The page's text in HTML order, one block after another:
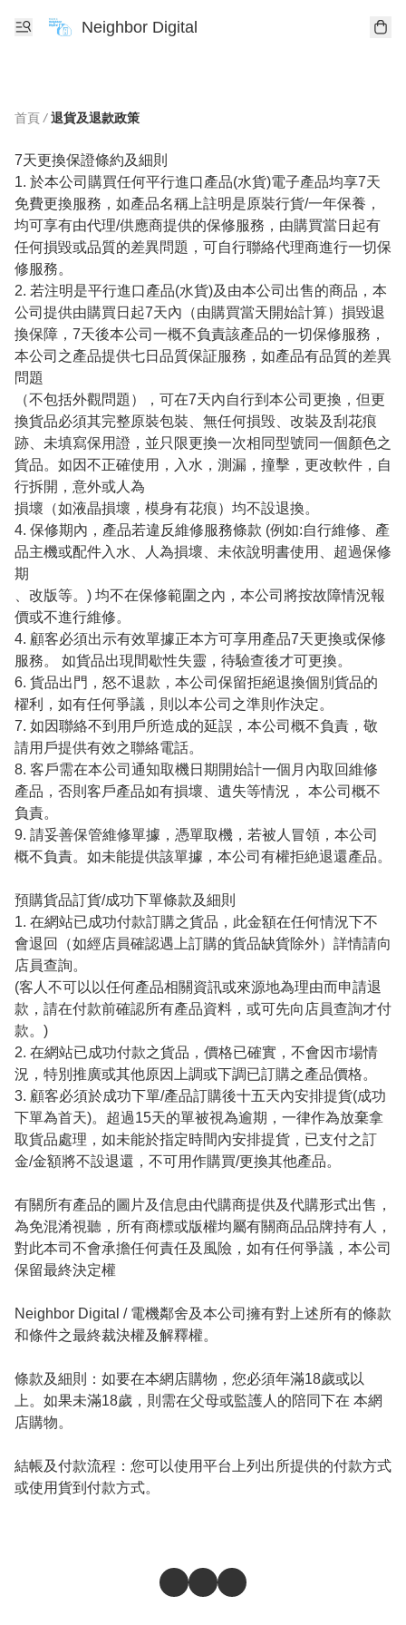
Neighbor Digital
首頁 / 退貨及退款政策
7天更換保證條約及細則
1. 於本公司購買任何平行進口產品(水貨)電子產品均享7天
免費更換服務，如產品名稱上註明是原裝行貨/一年保養，
均可享有由代理/供應商提供的保修服務，由購買當日起有
任何損毀或品質的差異問題，可自行聯絡代理商進行一切保
修服務。
2. 若注明是平行進口產品(水貨)及由本公司出售的商品，本
公司提供由購買日起7天內（由購買當天開始計算）損毀退
換保障，7天後本公司一概不負責該產品的一切保修服務，
本公司之產品提供七日品質保証服務，如產品有品質的差異
問題
（不包括外觀問題），可在7天內自行到本公司更換，但更
換貨品必須其完整原裝包裝、無任何損毁、改裝及刮花痕
跡、未填寫保用證，並只限更換一次相同型號同一個顏色之
貨品。如因不正確使用，入水，測漏，撞擊，更改軟件，自
行拆開，意外或人為
損壞（如液晶損壞，模身有花痕）均不設退換。
4. 保修期內，產品若違反維修服務條款 (例如:自行維修、產
品主機或配件入水、人為損壞、未依說明書使用、超過保修
期
、改版等。) 均不在保修範圍之內，本公司將按故障情況報
價或不進行維修。
4. 顧客必須出示有效單據正本方可享用產品7天更換或保修
服務。 如貨品出現間歇性失靈，待驗查後才可更換。
6. 貨品出門，怒不退款，本公司保留拒絕退換個別貨品的
櫂利，如有任何爭議，則以本公司之準則作決定。
7. 如因聯絡不到用戶所造成的延誤，本公司概不負責，敬
請用戶提供有效之聯絡電話。
8. 客戶需在本公司通知取機日期開始計一個月內取回維修
產品，否則客戶產品如有損壞、遺失等情況， 本公司概不
負責。
9. 請妥善保管維修單據，憑單取機，若被人冒領，本公司
概不負責。如未能提供該單據，本公司有權拒絶退還產品。
預購貨品訂貨/成功下單條款及細則
1. 在網站已成功付款訂購之貨品，此金額在任何情況下不
會退回（如經店員確認遇上訂購的貨品缺貨除外）詳情請向
店員查詢。
(客人不可以以任何產品相關資訊或來源地為理由而申請退
款，請在付款前確認所有產品資料，或可先向店員查詢才付
款。)
2. 在網站已成功付款之貨品，價格已確實，不會因市場情
況，特別推廣或其他原因上調或下調已訂購之產品價格。
3. 顧客必須於成功下單/產品訂購後十五天內安排提貨(成功
下單為首天)。超過15天的單被視為逾期，一律作為放棄拿
取貨品處理，如未能於指定時間內安排提貨，已支付之訂
金/金額將不設退還，不可用作購買/更換其他產品。
有關所有產品的圖片及信息由代購商提供及代購形式出售，
為免混淆視聽，所有商標或版權均屬有關商品品牌持有人，
對此本司不會承擔任何責任及風險，如有任何爭議，本公司
保留最終決定權
Neighbor Digital / 電機鄰舍及本公司擁有對上述所有的條款
和條件之最終裁決權及解釋權。
條款及細則：如要在本網店購物，您必須年滿18歲或以
上。如果未滿18歲，則需在父母或監護人的陪同下在 本網
店購物。
結帳及付款流程：您可以使用平台上列出所提供的付款方式
或使用貨到付款方式。